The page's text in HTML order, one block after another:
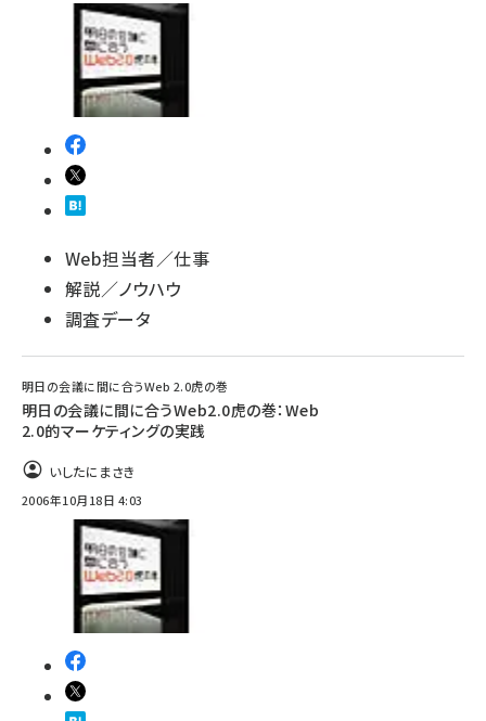
Web担当者／仕事
解説／ノウハウ
調査データ
明日の会議に間に合うWeb 2.0虎の巻
明日の会議に間に合うWeb2.0虎の巻：Web
2.0的マーケティングの実践
いしたにまさき
2006年10月18日 4:03